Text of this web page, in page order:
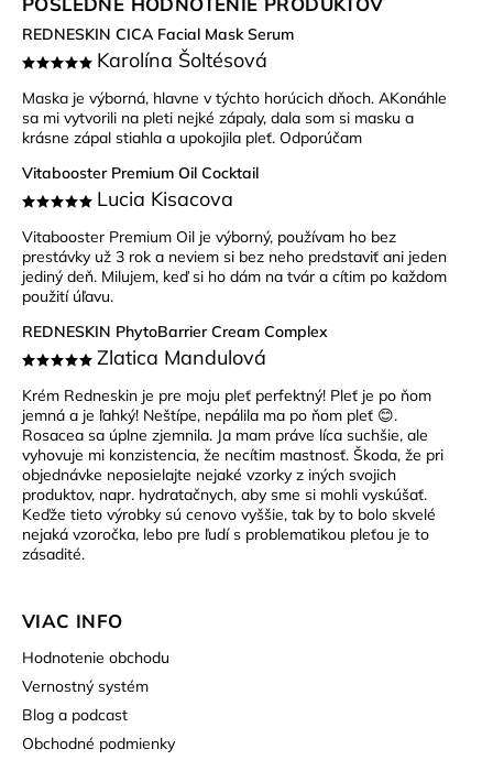
REDNESKIN CICA Facial Mask Serum
Karolína Šoltésová
Maska je výborná, hlavne v týchto horúcich dňoch. AKonáhle
sa mi vytvorili na pleti nejké zápaly, dala som si masku a
krásne zápal stiahla a upokojila pleť. Odporúčam
Vitabooster Premium Oil Cocktail
Lucia Kisacova
Vitabooster Premium Oil je výborný, používam ho bez
prestávky už 3 rok a neviem si bez neho predstaviť ani jeden
jediný deň. Milujem, keď si ho dám na tvár a cítim po každom
použití úľavu.
REDNESKIN PhytoBarrier Cream Complex
Zlatica Mandulová
Krém Redneskin je pre moju pleť perfektný! Pleť je po ňom
jemná a je ľahký! Neštípe, nepálila ma po ňom pleť 😊.
Rosacea sa úplne zjemnila. Ja mam práve líca suchšie, ale
vyhovuje mi konzistencia, že necítim mastnosť. Škoda, že pri
objednávke neposielajte nejaké vzorky z iných svojich
produktov, napr. hydratačnych, aby sme si mohli vyskúšať.
Keďže tieto výrobky sú cenovo vyššie, tak by to bolo skvelé
nejaká vzoročka, lebo pre ľudí s problematikou pleťou je to
zásadité.
VIAC INFO
Hodnotenie obchodu
Vernostný systém
Blog a podcast
Obchodné podmienky